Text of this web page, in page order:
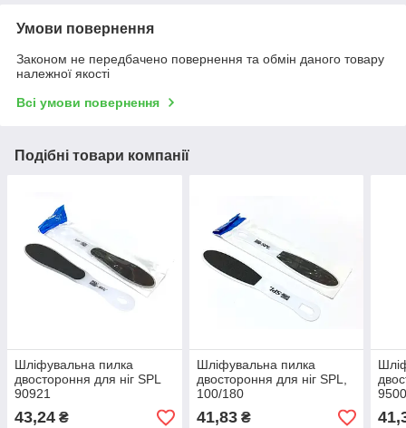
Умови повернення
Законом не передбачено повернення та обмін даного товару
належної якості
Всі умови повернення
Подібні товари компанії
Шліфувальна пилка
двостороння для ніг SPL
90921
43,24 ₴
Шліфувальна пилка
двостороння для ніг SPL,
100/180
41,83₴